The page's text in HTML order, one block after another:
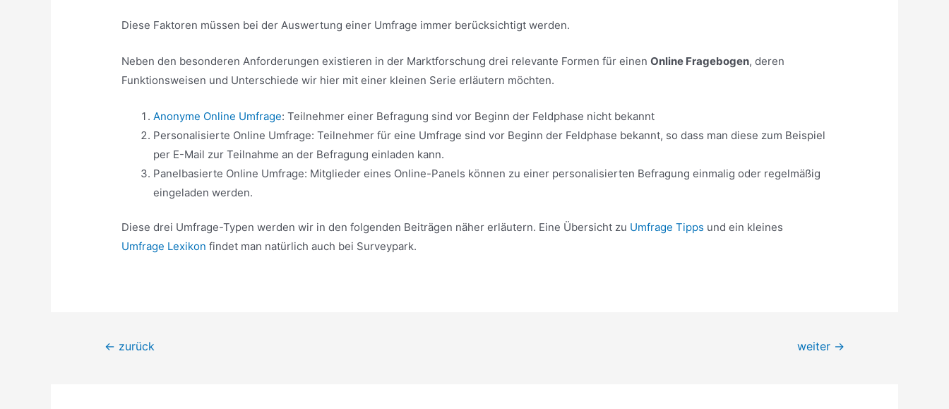
Diese Faktoren müssen bei der Auswertung einer Umfrage immer berücksichtigt werden.
Neben den besonderen Anforderungen existieren in der Marktforschung drei relevante Formen für einenOnline Fragebogen, deren
Funktionsweisen und Unterschiede wir hier mit einer kleinen Serie erläutern möchten.
Anonyme Online Umfrage: Teilnehmer einer Befragung sind vor Beginn der Feldphase nicht bekannt
Personalisierte Online Umfrage: Teilnehmer für eine Umfrage sind vor Beginn der Feldphase bekannt, so dass man diese zum Beispiel
per E-Mail zur Teilnahme an der Befragung einladen kann.
Panelbasierte Online Umfrage: Mitglieder eines Online-Panels können zu einer personalisierten Befragung einmalig oder regelmäßig
eingeladen werden.
Diese drei Umfrage-Typen werden wir in den folgenden Beiträgen näher erläutern. Eine Übersicht zu Umfrage Tipps und ein kleines
Umfrage Lexikon findet man natürlich auch bei Surveypark.
Beitragsnavigation
← zurück weiter →